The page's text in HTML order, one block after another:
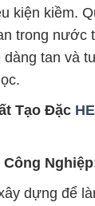
kiện kiềm.
trong nước
dàng tan và
Tạo Đặc
dựng để